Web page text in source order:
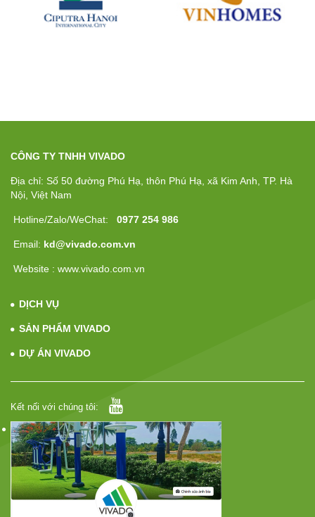
CÔNG TY TNHH VIVADO
Địa chỉ: Số 50 đường Phú Hạ, thôn Phú Hạ, xã Kim Anh, TP. Hà
Nội, Việt Nam
Hotline/Zalo/WeChat: 0977 254 986
Email: kd@vivado.com.vn
Website : www.vivado.com.vn
DỊCH VỤ
SẢN PHẨM VIVADO
DỰ ÁN VIVADO
Kết nối với chúng tôi: